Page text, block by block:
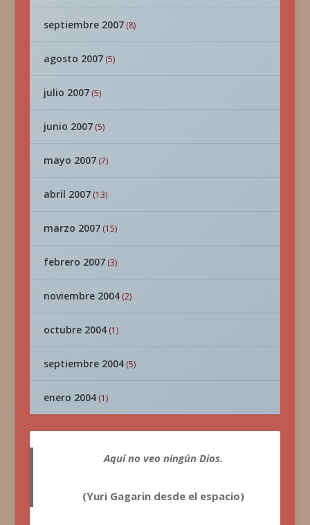
septiembre 2007(8)
agosto 2007(5)
julio 2007(5)
junio 2007(5)
mayo 2007(7)
abril 2007(13)
marzo 2007(15)
febrero 2007(3)
noviembre 2004(2)
octubre 2004(1)
septiembre 2004(5)
enero 2004(1)
Aquí no veo ningún Dios.
(Yuri Gagarin desde el espacio)